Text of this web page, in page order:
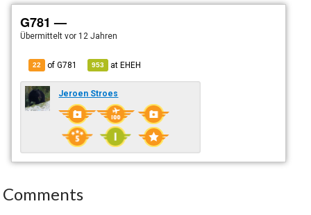
G781 —
Übermitteltvor 12 Jahren
22 of G781 953 atEHEH
Jeroen Stroes
Comments